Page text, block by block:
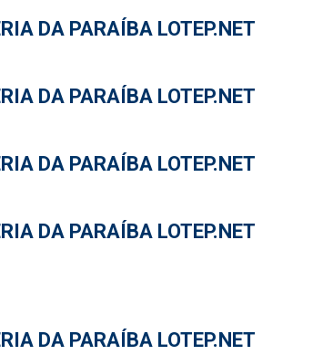
DA PARAÍBA LOTEP.NET
DA PARAÍBA LOTEP.NET
DA PARAÍBA LOTEP.NET
DA PARAÍBA LOTEP.NET
DA PARAÍBA LOTEP.NET